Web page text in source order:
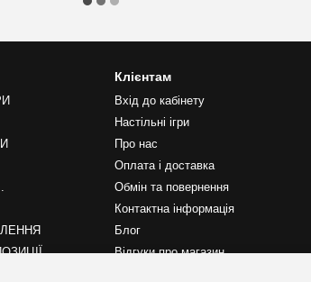
Клієнтам
Вхід до кабінету
Настільні ігри
Про нас
Оплата і доставка
Обмін та повернення
Контактна інформація
Блог
Відгуки про магазин